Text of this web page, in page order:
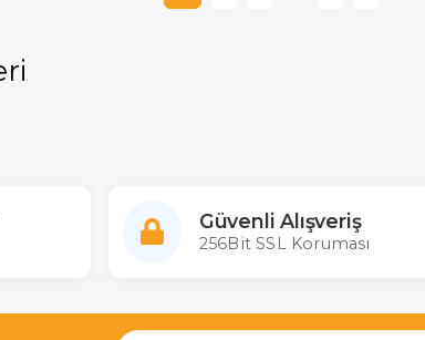
Güvenli Alışveriş
256Bit SSL Koruması